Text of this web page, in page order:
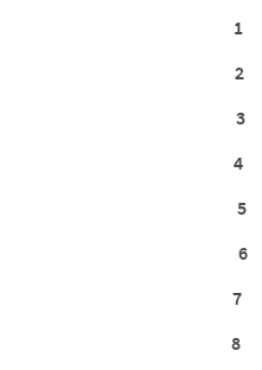
1
2
3
4
5
6
7
8